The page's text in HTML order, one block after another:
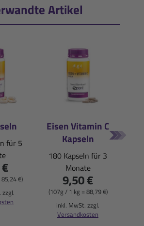
Artikel
für 5
€)
zzgl.
Eisen Vitamin C
Kapseln
180 Kapseln für 3
Monate
9,50 €
(107g / 1 kg = 88,79 €)
inkl. MwSt. zzgl.
Versandkosten